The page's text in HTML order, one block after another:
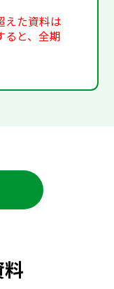
えた資料は
ると、全期